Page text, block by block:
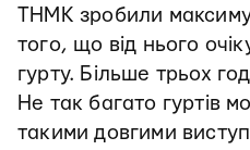
ТНМК зробили
того, що від нього
гурту. Більше трьох
Не так багато гуртів
такими довгими